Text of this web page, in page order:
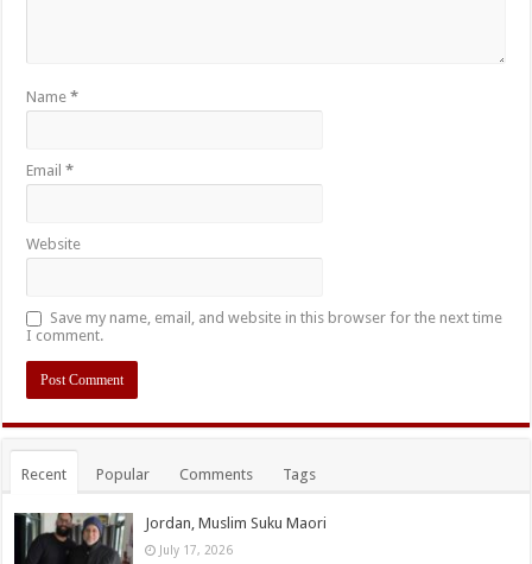
Name*
Email*
Website
Save my name, email, and website in this browser for the next time
I comment.
Recent Popular Comments Tags
Jordan, Muslim Suku Maori
July 17, 2026